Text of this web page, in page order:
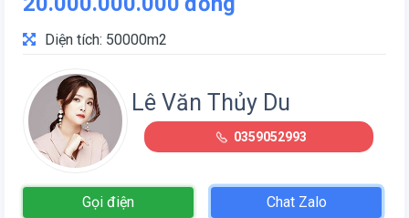
Diện tích: 50000m2
Lê Văn Thủy Du
0359052993
Gọi điện Chat Zalo